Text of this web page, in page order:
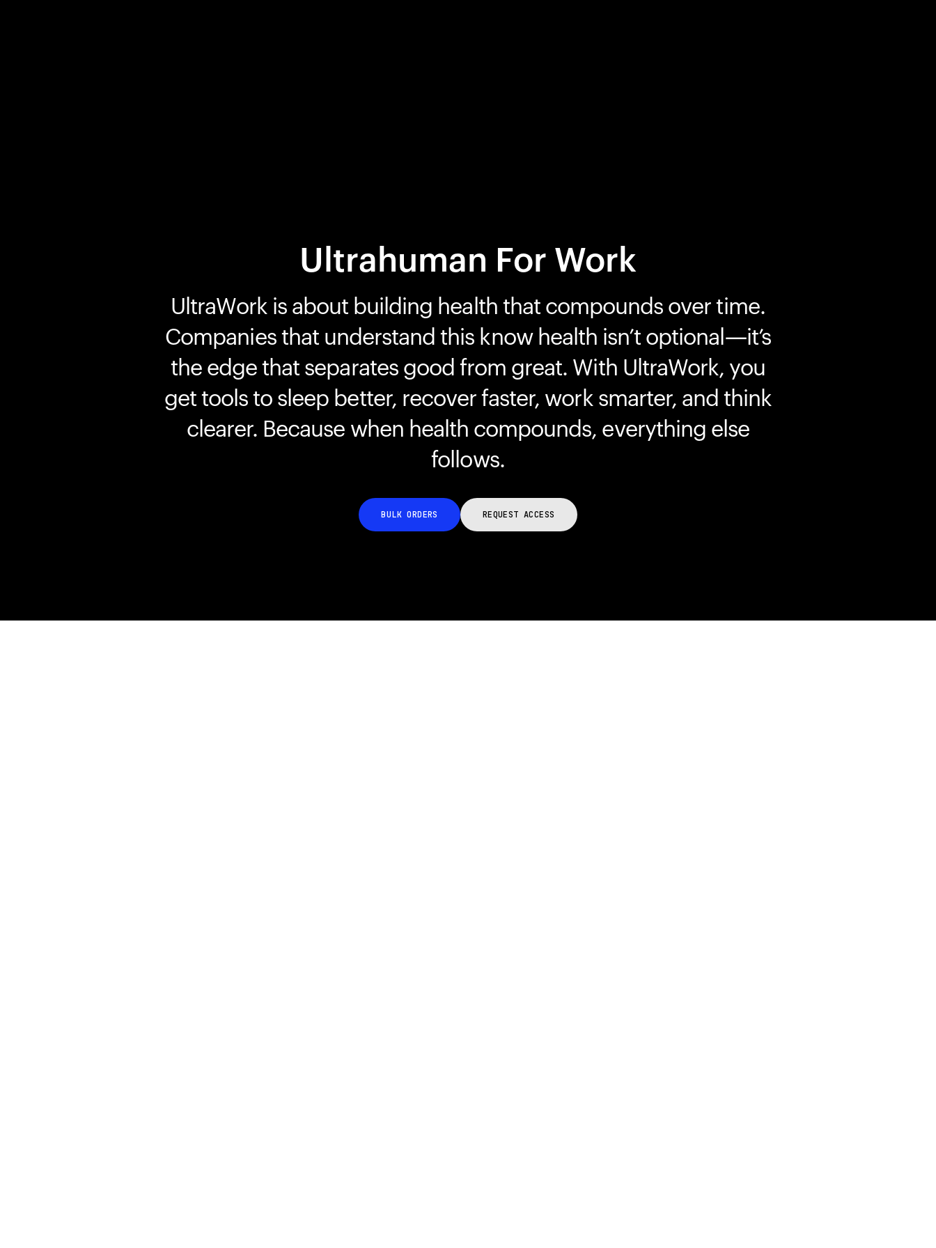
Ultrahuman For Work
UltraWork is about building health that compounds over time.
Companies that understand this know health isn’t optional—it’s
the edge that separates good from great. With UltraWork, you
get tools to sleep better, recover faster, work smarter, and think
clearer. Because when health compounds, everything else
follows.
BULK ORDERS REQUEST ACCESS